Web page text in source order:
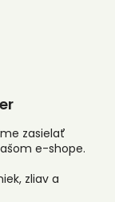
zasielať
e-shope.